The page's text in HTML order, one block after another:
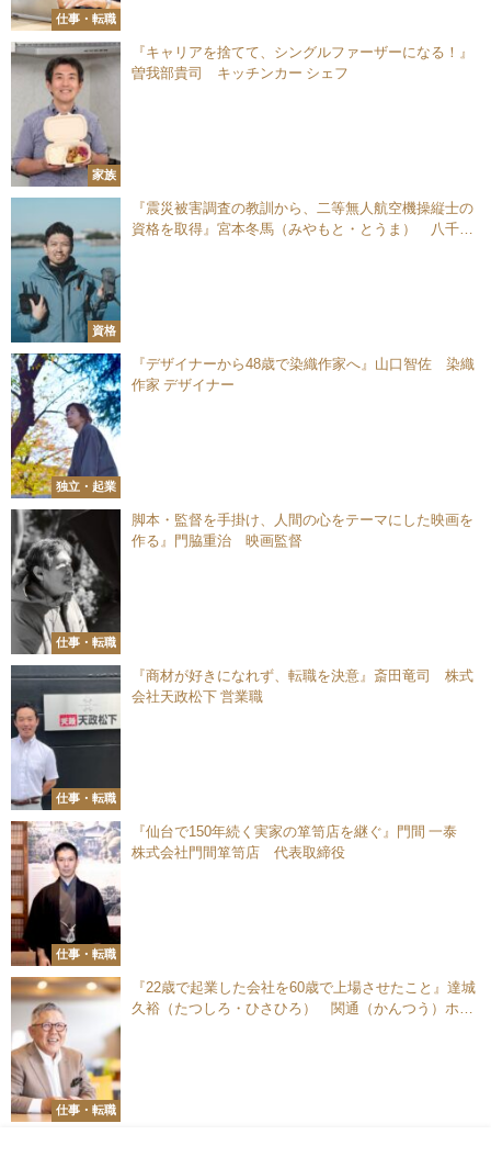
仕事・転職
家族
『キャリアを捨てて、シングルファーザーになる！』
曽我部貴司 キッチンカー シェフ
資格
『震災被害調査の教訓から、二等無人航空機操縦士の
資格を取得』宮本冬馬（みやもと・とうま） 八千代
独立・起業
『デザイナーから48歳で染織作家へ』山口智佐 染織
作家 デザイナー
仕事・転職
脚本・監督を手掛け、人間の心をテーマにした映画を
作る』門脇重治 映画監督
仕事・転職
『商材が好きになれず、転職を決意』斎田竜司 株式
会社天政松下 営業職
仕事・転職
『仙台で150年続く実家の箪笥店を継ぐ』門間 一泰
株式会社門間箪笥店 代表取締役
仕事・転職
『22歳で起業した会社を60歳で上場させたこと』達城
久裕（たつしろ・ひさひろ） 関通（かんつう）ホー